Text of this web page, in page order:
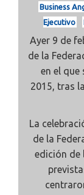
Business
Ejecutivo
Ayer 9 de
de la
en el que
2015, tras
La
de la
edición de